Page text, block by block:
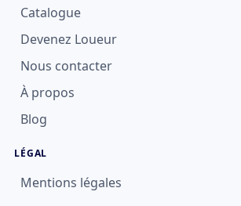
Catalogue
Devenez Loueur
Nous contacter
À propos
Blog
LÉGAL
Mentions légales